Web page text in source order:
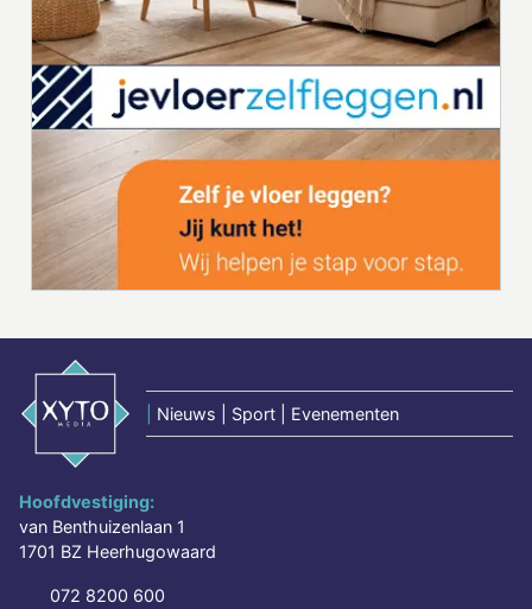
Nieuws | Sport | Evenementen
Hoofdvestiging:
van Benthuizenlaan 1
1701 BZ Heerhugowaard
072 8200 600